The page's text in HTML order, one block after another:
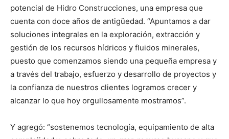
potencial de Hidro Construcciones, una empresa que
cuenta con doce años de antigüedad. “Apuntamos a dar
soluciones integrales en la exploración, extracción y
gestión de los recursos hídricos y fluidos minerales,
puesto que comenzamos siendo una pequeña empresa y
a través del trabajo, esfuerzo y desarrollo de proyectos y
la confianza de nuestros clientes logramos crecer y
alcanzar lo que hoy orgullosamente mostramos”.
Y agregó: “sostenemos tecnología, equipamiento de alta